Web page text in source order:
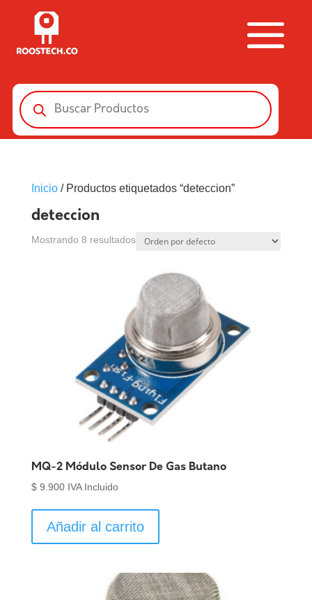
Búsqueda
de
productos
Inicio/ Productos etiquetados “deteccion”
deteccion
Mostrando 8 resultados
MQ-2 Módulo Sensor De Gas Butano
$9.900 IVA Incluido
Añadir al carrito